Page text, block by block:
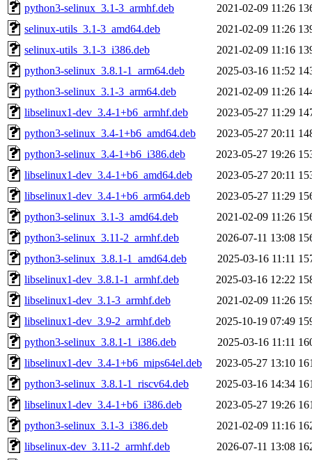
python3-selinux_3.1-3_armhf.deb 2021-02-09 11:26
selinux-utils_3.1-3_amd64.deb
2021-02-09 11:26
selinux-utils_3.1-3_i386.deb
2021-02-09 11:16
python3-selinux_3.8.1-1_arm64.deb
2025-03-16 11:52
python3-selinux_3.1-3_arm64.deb
2021-02-09 11:26
libselinux1-dev_3.4-1+b6_armhf.deb
2023-05-27 11:29
python3-selinux_3.4-1+b6_amd64.deb
2023-05-27 20:11
python3-selinux_3.4-1+b6_i386.deb
2023-05-27 19:26
libselinux1-dev_3.4-1+b6_amd64.deb
2023-05-27 20:11
libselinux1-dev_3.4-1+b6_arm64.deb
2023-05-27 11:29
python3-selinux_3.1-3_amd64.deb
2021-02-09 11:26
python3-selinux_3.11-2_armhf.deb
2026-07-11 13:08
python3-selinux_3.8.1-1_amd64.deb
2025-03-16 11:11
libselinux1-dev_3.8.1-1_armhf.deb
2025-03-16 12:22
libselinux1-dev_3.1-3_armhf.deb
2021-02-09 11:26
libselinux1-dev_3.9-2_armhf.deb
2025-10-19 07:49
python3-selinux_3.8.1-1_i386.deb
2025-03-16 11:11
libselinux1-dev_3.4-1+b6_mips64el.deb
2023-05-27 13:10
python3-selinux_3.8.1-1_riscv64.deb
2025-03-16 14:34
libselinux1-dev_3.4-1+b6_i386.deb
2023-05-27 19:26
python3-selinux_3.1-3_i386.deb
2021-02-09 11:16
libselinux-dev_3.11-2_armhf.deb
2026-07-11 13:08